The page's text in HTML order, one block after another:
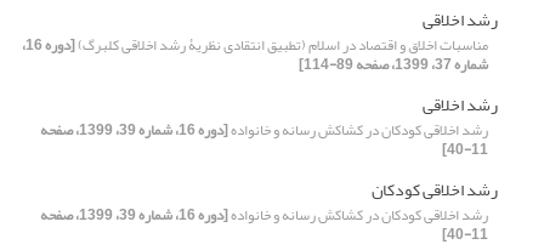
رشد اخلاقی
مناسبات اخلاق و اقتصاد در اسلام (تطبیق انتقادی نظریۀ رشد اخلاقی کلبرگ) [دوره 16،
شماره 37، 1399، صفحه 89-114]
رشد اخلاقی
رشد اخلاقی کودکان در کشاکش رسانه و خانواده [دوره 16، شماره 39، 1399، صفحه
11-40]
رشد اخلاقی کودکان
رشد اخلاقی کودکان در کشاکش رسانه و خانواده [دوره 16، شماره 39، 1399، صفحه
11-40]